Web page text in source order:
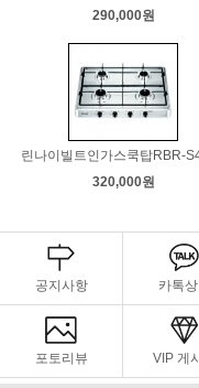
290,000원
린나이빌트인가스쿡탑RBR-
320,000원
공지사항 카톡
포토리뷰 VIP 게